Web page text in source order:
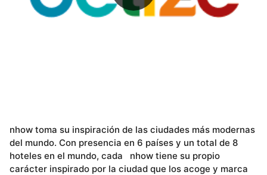
nhow toma su inspiración de las ciudades más modernas
del mundo. Con presencia en 6 países y un total de 8
hoteles en el mundo, cada nhow tiene su propio
carácter inspirado por la ciudad que los acoge y marca